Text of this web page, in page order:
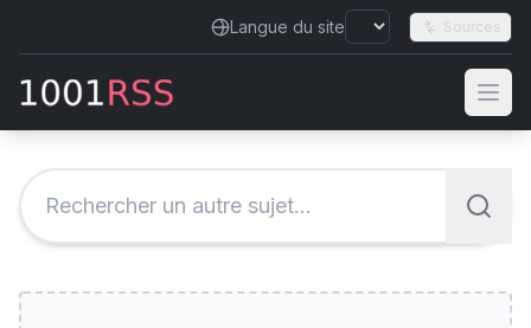
Langue du site Sources